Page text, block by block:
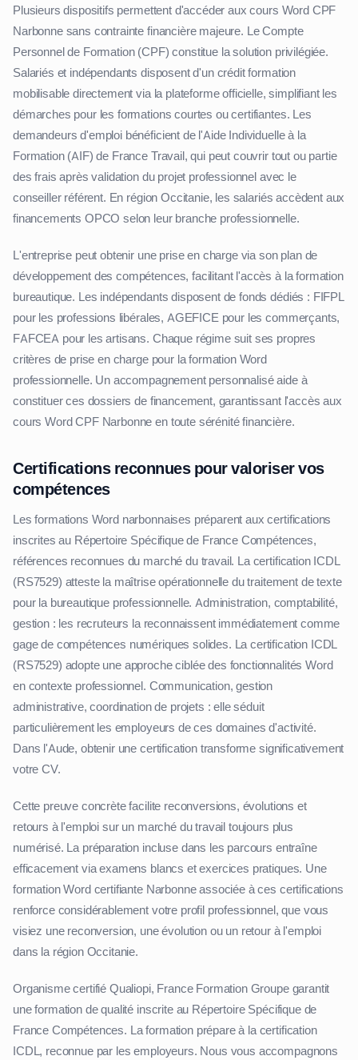
Plusieurs dispositifs permettent d'accéder aux cours Word CPF
Narbonne sans contrainte financière majeure. Le Compte
Personnel de Formation (CPF) constitue la solution privilégiée.
Salariés et indépendants disposent d'un crédit formation
mobilisable directement via la plateforme officielle, simplifiant les
démarches pour les formations courtes ou certifiantes. Les
demandeurs d'emploi bénéficient de l'Aide Individuelle à la
Formation (AIF) de France Travail, qui peut couvrir tout ou partie
des frais après validation du projet professionnel avec le
conseiller référent. En région Occitanie, les salariés accèdent aux
financements OPCO selon leur branche professionnelle.
L'entreprise peut obtenir une prise en charge via son plan de
développement des compétences, facilitant l'accès à la formation
bureautique. Les indépendants disposent de fonds dédiés : FIFPL
pour les professions libérales, AGEFICE pour les commerçants,
FAFCEA pour les artisans. Chaque régime suit ses propres
critères de prise en charge pour la formation Word
professionnelle. Un accompagnement personnalisé aide à
constituer ces dossiers de financement, garantissant l'accès aux
cours Word CPF Narbonne en toute sérénité financière.
Certifications reconnues pour valoriser vos
compétences
Les formations Word narbonnaises préparent aux certifications
inscrites au Répertoire Spécifique de France Compétences,
références reconnues du marché du travail. La certification ICDL
(RS7529) atteste la maîtrise opérationnelle du traitement de texte
pour la bureautique professionnelle. Administration, comptabilité,
gestion : les recruteurs la reconnaissent immédiatement comme
gage de compétences numériques solides. La certification ICDL
(RS7529) adopte une approche ciblée des fonctionnalités Word
en contexte professionnel. Communication, gestion
administrative, coordination de projets : elle séduit
particulièrement les employeurs de ces domaines d'activité.
Dans l'Aude, obtenir une certification transforme significativement
votre CV.
Cette preuve concrète facilite reconversions, évolutions et
retours à l'emploi sur un marché du travail toujours plus
numérisé. La préparation incluse dans les parcours entraîne
efficacement via examens blancs et exercices pratiques. Une
formation Word certifiante Narbonne associée à ces certifications
renforce considérablement votre profil professionnel, que vous
visiez une reconversion, une évolution ou un retour à l'emploi
dans la région Occitanie.
Organisme certifié Qualiopi, France Formation Groupe garantit
une formation de qualité inscrite au Répertoire Spécifique de
France Compétences. La formation prépare à la certification
ICDL, reconnue par les employeurs. Nous vous accompagnons